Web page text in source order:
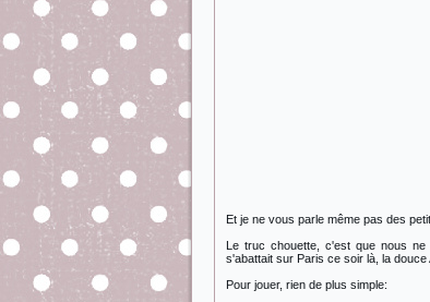
Et je ne vous parle même pas des
Le truc chouette, c'est que nous ne
s'abattait sur Paris ce soir là, la
Pour jouer, rien de plus simple: